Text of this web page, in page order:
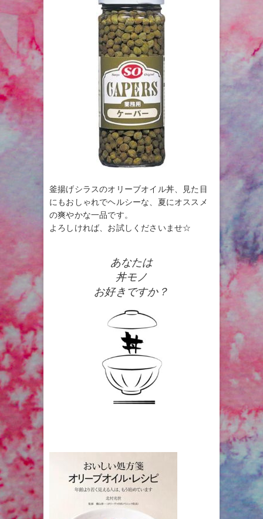
釜揚げシラスのオリーブオイル丼、見た目
にもおしゃれでヘルシーな、夏にオススメ
の爽やかな一品です。
よろしければ、お試しくださいませ☆
あなたは
丼モノ
お好きですか？